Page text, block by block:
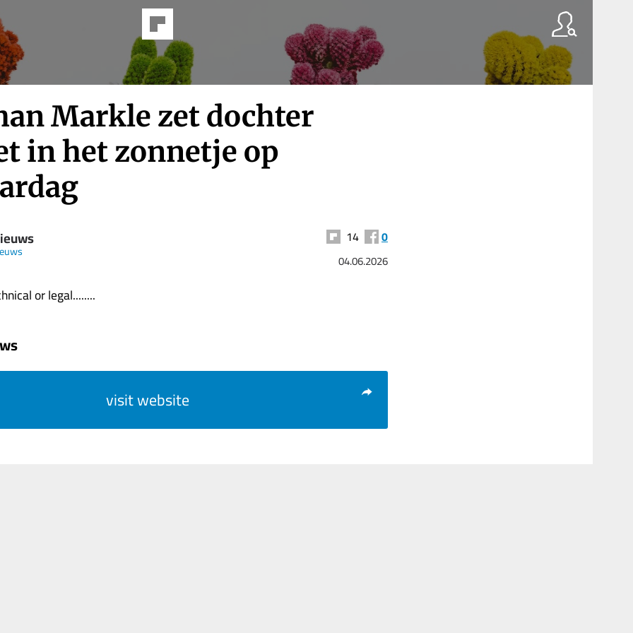
Markle zet dochter
in het zonnetje op
14 0
04.06.2026
or legal........
visit website